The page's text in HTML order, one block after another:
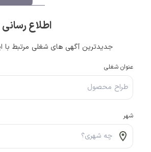
اطلاع
جدیدترین آگهی های شغلی مرتبط با
عنوان شغلی
شهر